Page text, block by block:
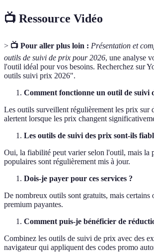
📺 Ressource Vidéo
> 📺 Pour aller plus loin : Présentation et
outils de suivi de prix pour 2026, une analyse
l'outil idéal pour vos besoins. Recherchez sur
outils suivi prix 2026".
Comment fonctionne un outil de suivi
Les outils surveillent régulièrement les prix sur
alertent lorsque les prix changent
Les outils de suivi des prix sont-ils
Oui, la fiabilité peut varier selon l'outil, mais la
populaires sont régulièrement mis à jour.
Dois-je payer pour ces services ?
De nombreux outils sont gratuits, mais certains
premium payantes.
Comment puis-je bénéficier de
Combinez les outils de suivi de prix avec des
navigateur qui appliquent des codes promo